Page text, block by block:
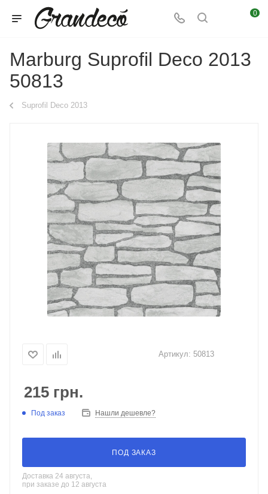
0
Marburg Suprofil Deco 2013
50813
Suprofil Deco 2013
Артикул: 50813
215 грн.
Под заказ Нашли дешевле?
ПОД ЗАКАЗ
Доставка 24 августа,
при заказе до 12 августа